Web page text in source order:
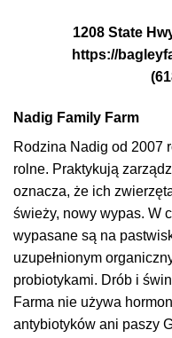
1208 State
https://
Nadig Family Farm
Rodzina Nadig od 2007
rolne. Praktykują
oznacza, że ​​ich
świeży, nowy wypas. W
wypasane są na
uzupełnionym
probiotykami. Drób i
Farma nie używa
antybiotyków ani paszy